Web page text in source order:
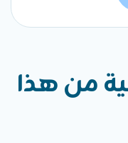
من هذا